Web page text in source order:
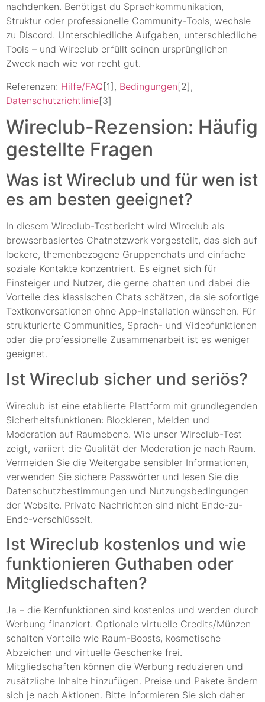
nachdenken. Benötigst du Sprachkommunikation,
Struktur oder professionelle Community-Tools, wechsle
zu Discord. Unterschiedliche Aufgaben, unterschiedliche
Tools – und Wireclub erfüllt seinen ursprünglichen
Zweck nach wie vor recht gut.
Referenzen: Hilfe/FAQ[1], Bedingungen[2],
Datenschutzrichtlinie[3]
Wireclub-Rezension: Häufig
gestellte Fragen
Was ist Wireclub und für wen ist
es am besten geeignet?
In diesem Wireclub-Testbericht wird Wireclub als
browserbasiertes Chatnetzwerk vorgestellt, das sich auf
lockere, themenbezogene Gruppenchats und einfache
soziale Kontakte konzentriert. Es eignet sich für
Einsteiger und Nutzer, die gerne chatten und dabei die
Vorteile des klassischen Chats schätzen, da sie sofortige
Textkonversationen ohne App-Installation wünschen. Für
strukturierte Communities, Sprach- und Videofunktionen
oder die professionelle Zusammenarbeit ist es weniger
geeignet.
Ist Wireclub sicher und seriös?
Wireclub ist eine etablierte Plattform mit grundlegenden
Sicherheitsfunktionen: Blockieren, Melden und
Moderation auf Raumebene. Wie unser Wireclub-Test
zeigt, variiert die Qualität der Moderation je nach Raum.
Vermeiden Sie die Weitergabe sensibler Informationen,
verwenden Sie sichere Passwörter und lesen Sie die
Datenschutzbestimmungen und Nutzungsbedingungen
der Website. Private Nachrichten sind nicht Ende-zu-
Ende-verschlüsselt.
Ist Wireclub kostenlos und wie
funktionieren Guthaben oder
Mitgliedschaften?
Ja – die Kernfunktionen sind kostenlos und werden durch
Werbung finanziert. Optionale virtuelle Credits/Münzen
schalten Vorteile wie Raum-Boosts, kosmetische
Abzeichen und virtuelle Geschenke frei.
Mitgliedschaften können die Werbung reduzieren und
zusätzliche Inhalte hinzufügen. Preise und Pakete ändern
sich je nach Aktionen. Bitte informieren Sie sich daher